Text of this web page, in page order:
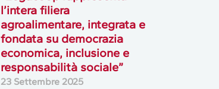
l’intera filiera
agroalimentare, integrata e
fondata su democrazia
economica, inclusione e
responsabilità sociale”
23 Settembre 2025